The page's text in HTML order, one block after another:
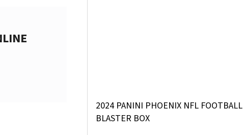
2024 PANINI PHOENIX NFL FOOTBALL
BLASTER BOX